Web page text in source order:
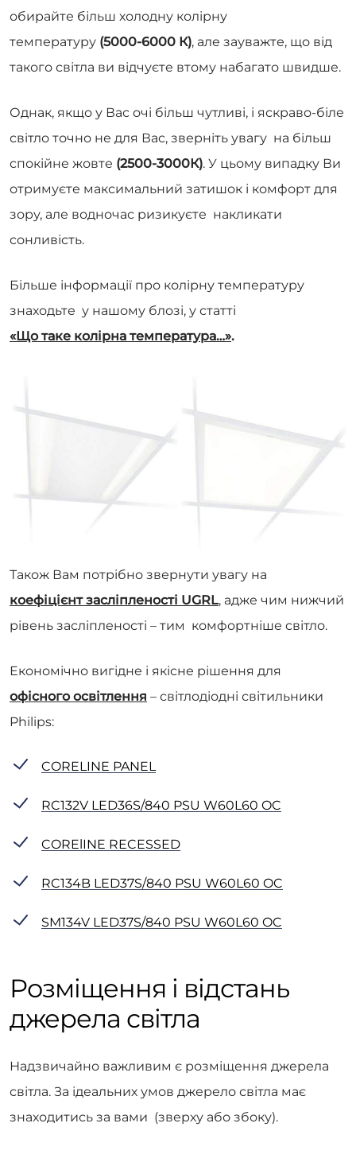
обирайте більш холодну колірну
температуру (5000-6000 К), але зауважте, що від
такого світла ви відчуєте втому набагато швидше.
Однак, якщо у Вас очі більш чутливі, і яскраво-біле
світло точно не для Вас, зверніть увагу на більш
спокійне жовте (2500-3000К). У цьому випадку Ви
отримуєте максимальний затишок і комфорт для
зору, але водночас ризикуєте накликати
сонливість.
Більше інформації про колірну температуру
знаходьте у нашому блозі, у статті
«Що таке колірна температура…».
Також Вам потрібно звернути увагу на
коефіцієнт засліпленості UGRL, адже чим нижчий
рівень засліпленості – тим комфортніше світло.
Економічно вигідне і якісне рішення для
офісного освітлення – світлодіодні світильники
Philips:
CORELINE PANEL
RC132V LED36S/840 PSU W60L60 OC
CORElINE RECESSED
RC134B LED37S/840 PSU W60L60 OC
SM134V LED37S/840 PSU W60L60 OC
Розміщення і відстань
джерела світла
Надзвичайно важливим є розміщення джерела
світла. За ідеальних умов джерело світла має
знаходитись за вами (зверху або збоку).